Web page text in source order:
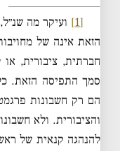
[1]
ועיקר מה
הזאת אינה של
חברתית, ציבורית,
סמך התפיסה הזאת.
הם רק חשבונות
והציבורית. ולא
להנהגה קנאית של